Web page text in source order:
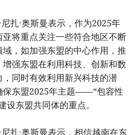
尼扎·奥斯曼表示，作为2025年
将重点关注一些符合地区不断
，如加强东盟的中心作用，推
强东盟在利用科技、创新和数
同时有效利用新兴科技的潜
保东盟2025年主题——“包容性
设东盟共同体的重点。
尼扎·奥斯曼表示，相信越南在东